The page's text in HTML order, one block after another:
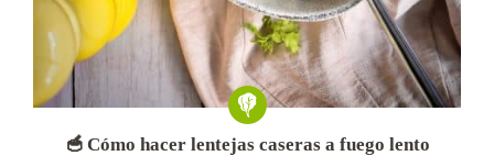
🥣 Cómo hacer lentejas caseras a fuego lento